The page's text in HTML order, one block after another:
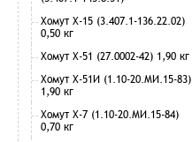
Хомут Х-15 (3.407.1-136.22.02)
0,50 кг
Хомут Х-51 (27.0002-42) 1,90 кг
Хомут Х-51И (1.10-20.МИ.15-83)
1,90 кг
Хомут Х-7 (1.10-20.МИ.15-84)
0,70 кг